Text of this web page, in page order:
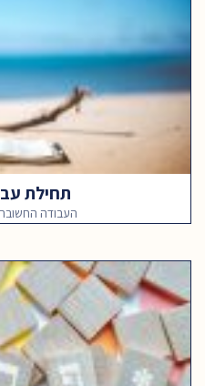
תחילת
העבודה